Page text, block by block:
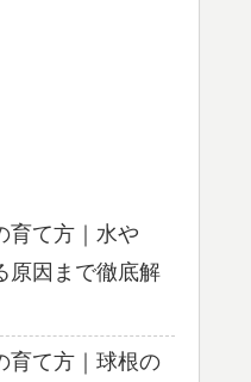
育て方｜水や
原因まで徹底解
育て方｜球根の